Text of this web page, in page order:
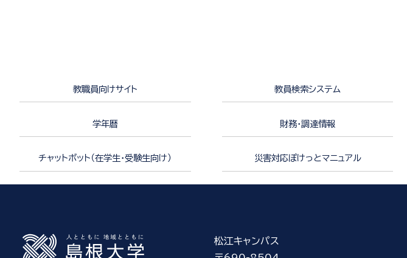
教職員向けサイト 教員検索システム
学年暦 財務・調達情報
チャットボット（在学生・受験生向け） 災害対応ぽけっとマニュアル
松江キャンパス